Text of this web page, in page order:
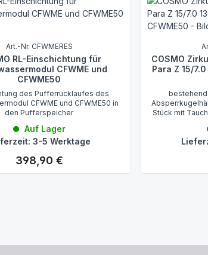
Art.-Nr. CFWMERES
RL-Einschichtung für
CFWME und
CFWME50
des Pufferrücklaufes des
CFWME und CFWME50 in
den Pufferspeicher
Auf Lager
3-5 Werktage
Regulärer Preis:
398,90 €
COSMO
Para Z 15/
bestehend
Stück mit